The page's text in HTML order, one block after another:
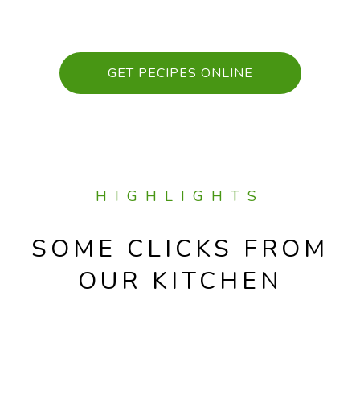
GET PECIPES ONLINE
HIGHLIGHTS
SOME CLICKS FROM
OUR KITCHEN